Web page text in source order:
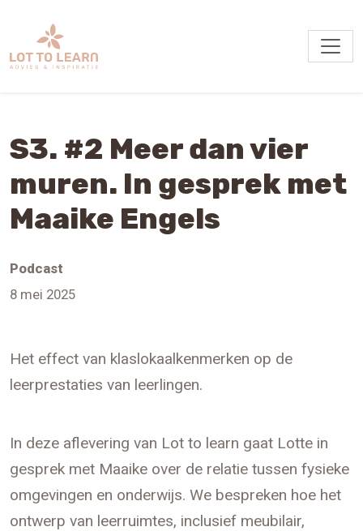
S3. #2 Meer dan vier
muren. In gesprek met
Maaike Engels
Podcast
8 mei 2025
Het effect van klaslokaalkenmerken op de
leerprestaties van leerlingen.
In deze aflevering van Lot to learn gaat Lotte in
gesprek met Maaike over de relatie tussen fysieke
omgevingen en onderwijs. We bespreken hoe het
ontwerp van leerruimtes, inclusief meubilair,